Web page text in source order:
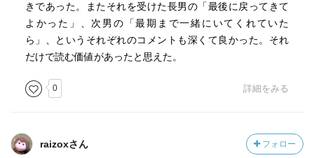
きであった。またそれを受けた長男の「最後に戻ってきて
よかった」、次男の「最期まで一緒にいてくれていた
ら」、というそれぞれのコメントも深くて良かった。それ
だけで読む価値があったと思えた。
0 詳細をみる
raizoxさん フォロー